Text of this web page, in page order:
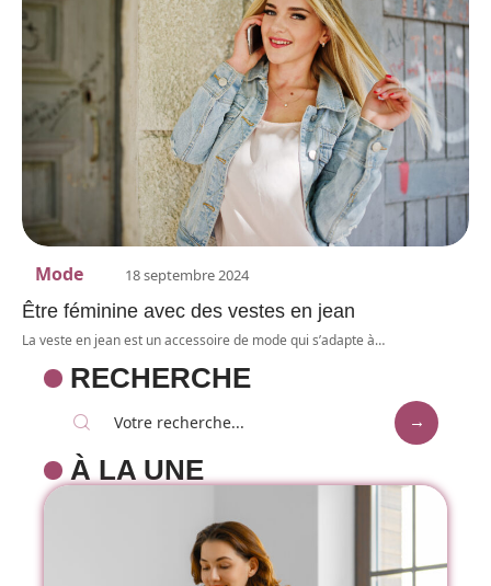
Mode 18 septembre 2024
Être féminine avec des vestes en jean
La veste en jean est un accessoire de mode qui s’adapte à…
RECHERCHE
À LA UNE